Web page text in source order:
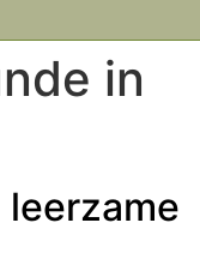
in
leerzame